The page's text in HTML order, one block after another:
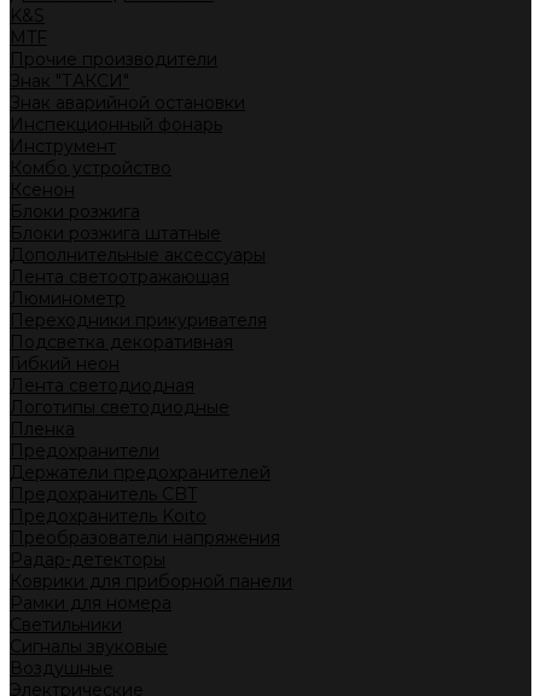
K&S
MTF
Прочие производители
Знак "ТАКСИ"
Знак аварийной остановки
Инспекционный фонарь
Инструмент
Комбо устройство
Ксенон
Блоки розжига
Блоки розжига штатные
Дополнительные аксессуары
Лента светоотражающая
Люминометр
Переходники прикуривателя
Подсветка декоративная
Гибкий неон
Лента светодиодная
Логотипы светодиодные
Пленка
Предохранители
Держатели предохранителей
Предохранитель CBT
Предохранитель Koito
Преобразователи напряжения
Радар-детекторы
Коврики для приборной панели
Рамки для номера
Светильники
Сигналы звуковые
Воздушные
Электрические